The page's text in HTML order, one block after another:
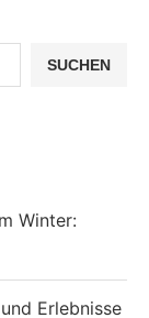
SUCHEN
Winter:
Erlebnisse